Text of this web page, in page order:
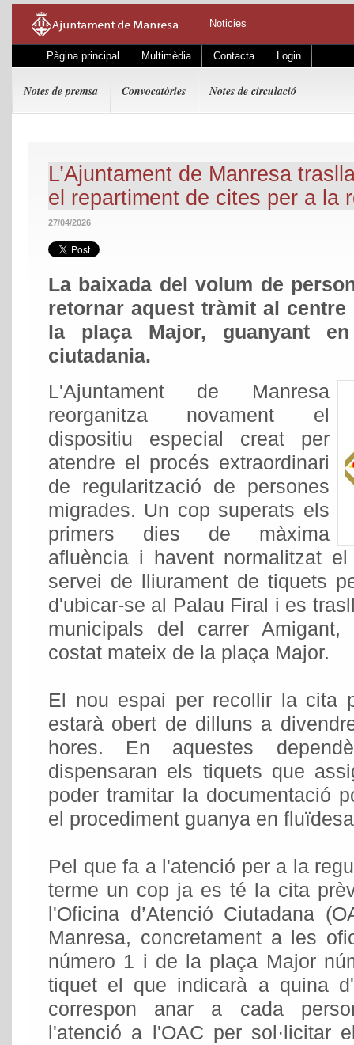
Noticies
Pàgina principal Multimèdia Contacta Login
Notes de premsa Convocatòries Notes de circulació
L’Ajuntament de Manresa
el repartiment de cites per a la
27/04/2026
La baixada del volum de
retornar aquest tràmit al
la plaça Major, guanyant
ciutadania.
L'Ajuntament de Manresa
reorganitza novament el
dispositiu especial creat per
atendre el procés extraordinari
de regularització de persones
migrades. Un cop superats els
primers dies de màxima
afluència i havent normalitzat
servei de lliurament de tiquets
d'ubicar-se al Palau Firal i es
municipals del carrer
costat mateix de la plaça Major.
El nou espai per recollir la cita
estarà obert de dilluns a
hores. En aquestes
dispensaran els tiquets que
poder tramitar la documentació
el procediment guanya en
Pel que fa a l'atenció per a la
terme un cop ja es té la cita
l'Oficina d’Atenció Ciutadana
Manresa, concretament a les
número 1 i de la plaça Major
tiquet el que indicarà a quina
correspon anar a cada
l'atenció a l'OAC per sol·licitar